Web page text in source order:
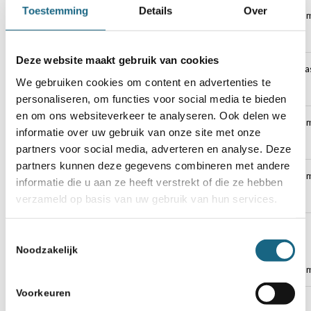
Toestemming Details Over
Deze website maakt gebruik van cookies
We gebruiken cookies om content en advertenties te
personaliseren, om functies voor social media te bieden
en om ons websiteverkeer te analyseren. Ook delen we
informatie over uw gebruik van onze site met onze
partners voor social media, adverteren en analyse. Deze
partners kunnen deze gegevens combineren met andere
informatie die u aan ze heeft verstrekt of die ze hebben
verzameld op basis van uw gebruik van hun services.
Noodzakelijk
Voorkeuren
39 schakenisleuks Sybe Klijnstra
jason1119817
Vereijken
Lorentz
Lyceum
41 IcommittedNiemann Sven Lie
Hwang
Haganum
Stedelijk
Utrechts